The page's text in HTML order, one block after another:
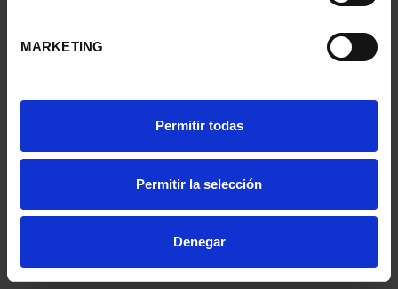
MARKETING
Permitir todas
Permitir la selección
Denegar